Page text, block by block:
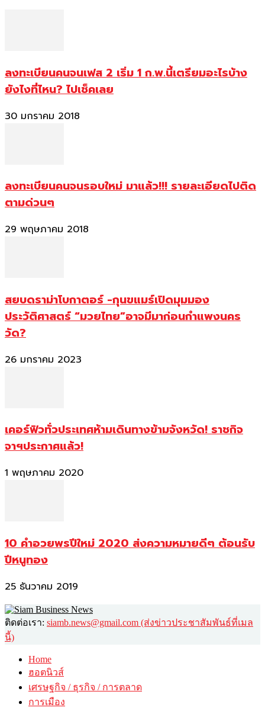
ลงทะเบียนคนจนเฟส 2 เริ่ม 1 ก.พ.นี้เตรียมอะไรบ้าง
ยังไงที่ไหน? ไปเช็คเลย
30 มกราคม 2018
ลงทะเบียนคนจนรอบใหม่ มาแล้ว!!! รายละเอียดไปติด
ตามด่วนๆ
29 พฤษภาคม 2018
สยบดราม่าโบกาตอร์ -กุนขแมร์เปิดมุมมอง
ประวัติศาสตร์ “มวยไทย”อาจมีมาก่อนกำแพงนคร
วัด?
26 มกราคม 2023
เคอร์ฟิวทั่วประเทศห้ามเดินทางข้ามจังหวัด! ราชกิจ
จาฯประกาศแล้ว!
1 พฤษภาคม 2020
10 คำอวยพรปีใหม่ 2020 ส่งความหมายดีๆ ต้อนรับ
ปีหนูทอง
25 ธันวาคม 2019
ติดต่อเรา: siamb.news@gmail.com (ส่งข่าวประชาสัมพันธ์ที่เมล
นี้)
Home
ฮอตนิวส์
เศรษฐกิจ / ธุรกิจ / การตลาด
การเมือง